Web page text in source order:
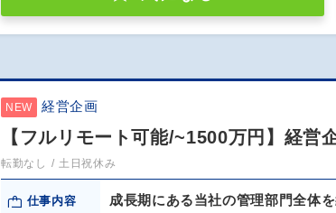
NEW 経営企画
【フルリモート可能/~1500万円】経営
転勤なし 土日祝休み
仕事内容 成長期にある当社の管理部門全体を